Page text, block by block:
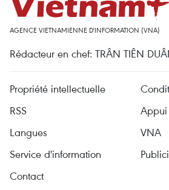
AGENCE VIETNAMIENNE D'INFORMATION (VNA)
Rédacteur en chef: TRÂN TIÊN
Propriété intellectuelle
RSS
Appui
Langues
VNA
Service d'information
Contact